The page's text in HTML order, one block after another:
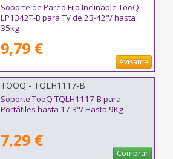
Soporte de Pared Fijo Inclinable TooQ
LP1342T-B para TV de 23-42"/ hasta
35kg
9,79 €
Avísame
TOOQ - TQLH1117-B
Soporte TooQ TQLH1117-B para
Portátiles hasta 17.3"/ Hasta 9Kg
7,29 €
Comprar